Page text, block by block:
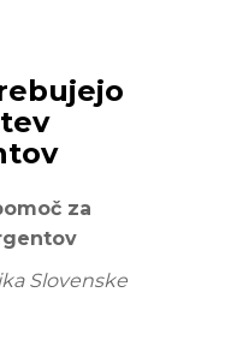
za
Slovenske